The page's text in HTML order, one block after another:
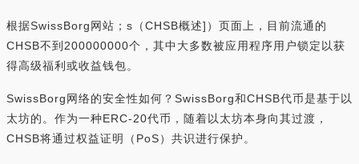
根据SwissBorg网站；s（CHSB概述]）页面上，目前流通的
CHSB不到200000000个，其中大多数被应用程序用户锁定以获
得高级福利或收益钱包。
SwissBorg网络的安全性如何？SwissBorg和CHSB代币是基于以
太坊的。作为一种ERC-20代币，随着以太坊本身向其过渡，
CHSB将通过权益证明（PoS）共识进行保护。